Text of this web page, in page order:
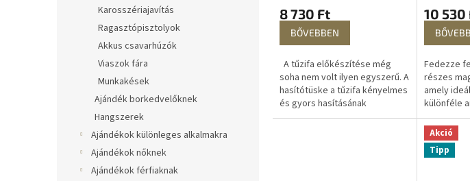
Karosszériajavítás
Ragasztópisztolyok
Akkus csavarhúzók
Viaszok fára
Munkakések
Ajándék borkedvelőknek
Hangszerek
Ajándékok különleges alkalmakra
Ajándékok nőknek
Ajándékok férfiaknak
8 730 Ft
BŐVEBBEN
A tűzifa előkészítése még
soha nem volt ilyen egyszerű. A
hasítótüske a tűzifa kényelmes
és gyors hasításának
szinonimája, teljesen
10 530
Fedezze
részes
amely
különféle
vagy a
tökéletes...
Akció
Tipp